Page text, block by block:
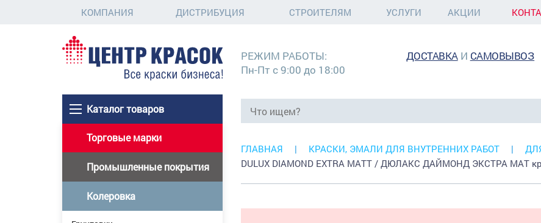
КОМПАНИЯ ДИСТРИБУЦИЯ СТРОИТЕЛЯМ УСЛУГИ АКЦИИ
Каталог товаров
РЕЖИМ РАБОТЫ:
Пн-Пт с 9:00 до 18:00
ДОСТАВКАИ САМОВЫВОЗ
Торговые марки
Промышленные покрытия
Колеровка
ГЛАВНАЯ КРАСКИ, ЭМАЛИ ДЛЯ ВНУТРЕННИХ РАБОТ
DULUX DIAMOND EXTRA MATT / ДЮЛАКС ДАЙМОНД ЭКСТРА МАТ